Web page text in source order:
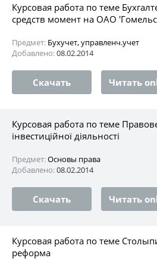
Курсовая работа по теме
средств момент на ОАО
Предмет: Бухучет, управленч.учет
Добавлено:08.02.2014
Скачать Читать
Курсовая работа по теме
інвестиційної діяльності
Предмет:Основы права
Добавлено:08.02.2014
Скачать Читать
Курсовая работа по теме
реформа